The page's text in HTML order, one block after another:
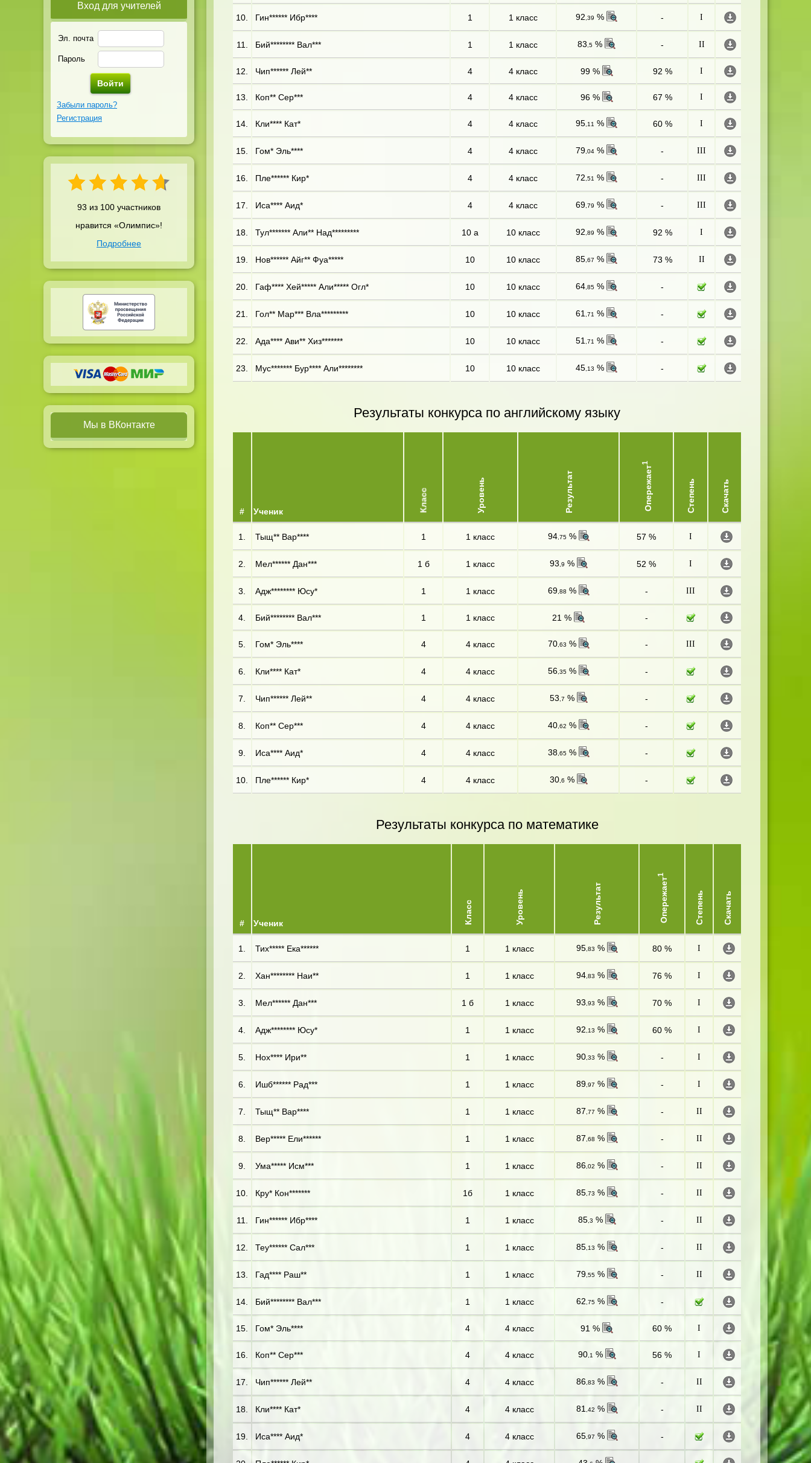
Вход для учителей
Эл. почта
Пароль
Забыли пароль?
Регистрация
93 из 100 участников
нравится «Олимпис»!
Подробнее
Мы в ВКонтакте
10. Гин****** Ибр**** 1 1 класс 92 ,39 % - I
11. Бий******** Вал*** 1 1 класс 83 ,5 % - II
12. Чип****** Лей** 4 4 класс 99 % 92 % I
13. Коп** Сер*** 4 4 класс 96 % 67 % I
14. Кли**** Кат* 4 4 класс 95 ,11 % 60 % I
15. Гом* Эль**** 4 4 класс 79 ,04 % - III
16. Пле****** Кир* 4 4 класс 72 ,51 % - III
17. Иса**** Аид* 4 4 класс 69 ,79 % - III
18. Тул******* Али** Над********* 10 а 10 класс 92 ,89 % 92 % I
19. Нов****** Айг** Фуа***** 10 10 класс 85 ,67 % 73 % II
20. Гаф**** Хей***** Али***** Огл* 10 10 класс 64 ,85 % -
21. Гол** Мар*** Вла********* 10 10 класс 61 ,71 % -
22. Ада**** Ави** Хиз******* 10 10 класс 51 ,71 % -
23. Мус******* Бур**** Али******** 10 10 класс 45 ,13 % -
Результаты конкурса по английскому языку
# Ученик Класс Уровень Результат Опережает
1
Степень Скачать
1. Тыщ** Вар**** 1 1 класс 94,75% 57 % I
2. Мел****** Дан*** 1 б 1 класс 93 ,9 % 52 % I
3. Адж******** Юсу* 1 1 класс 69,88 % - III
4. Бий******** Вал*** 1 1 класс 21 % -
5. Гом* Эль**** 4 4 класс 70,63 % - III
6. Кли**** Кат* 4 4 класс 56,35% -
7. Чип****** Лей** 4 4 класс 53 ,7 % -
8. Коп** Сер*** 4 4 класс 40,62 % -
9. Иса**** Аид* 4 4 класс 38,65% -
10. Пле****** Кир* 4 4 класс 30,6 % -
Результаты конкурса по математике
# Ученик Класс Уровень Результат Опережает
1
Степень Скачать
1. Тих***** Ека****** 1 1 класс 95,83 % 80 % I
2. Хан******** Наи** 1 1 класс 94,83 % 76 % I
3. Мел****** Дан*** 1 б 1 класс 93 ,93 % 70 % I
4. Адж******** Юсу* 1 1 класс 92 ,13 % 60 % I
5. Нох**** Ири** 1 1 класс 90,33 % - I
6. Ишб****** Рад*** 1 1 класс 89,97 % - I
7. Тыщ** Вар**** 1 1 класс 87 ,77 % - II
8. Вер***** Ели****** 1 1 класс 87 ,68 % - II
9. Ума***** Исм*** 1 1 класс 86,02 % - II
10. Кру* Кон******* 1б 1 класс 85,73 % - II
11. Гин****** Ибр**** 1 1 класс 85,3 % - II
12. Теу****** Сал*** 1 1 класс 85,13 % - II
13. Гад**** Раш** 1 1 класс 79,55% - II
14. Бий******** Вал*** 1 1 класс 62 ,75% -
15. Гом* Эль**** 4 4 класс 91 % 60 % I
16. Коп** Сер*** 4 4 класс 90,1 % 56 % I
17. Чип****** Лей** 4 4 класс 86,83 % - II
18. Кли**** Кат* 4 4 класс 81 ,42 % - II
19. Иса**** Аид* 4 4 класс 65,97 % -